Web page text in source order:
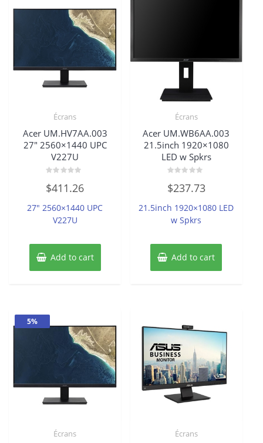
Écrans
Acer UM.HV7AA.003
27″ 2560×1440 UPC
V227U
0
out
5
$411.26
27″ 2560×1440 UPC
V227U
Add to cart
Écrans
Acer UM.WB6AA.003
21.5inch 1920×1080
LED w Spkrs
0
out
5
$237.73
21.5inch 1920×1080 LED
w Spkrs
Add to cart
5%
Écrans Écrans